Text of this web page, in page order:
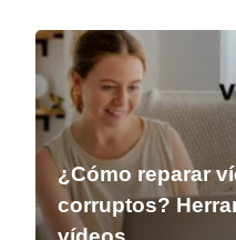
¿Cómo reparar
corruptos?